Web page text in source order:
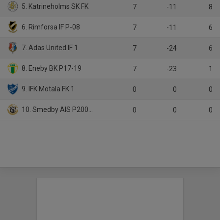
5. Katrineholms SK FK 7 -11 8
6. Rimforsa IF P-08 7 -11 6
7. Adas United IF 1 7 -24 6
8. Eneby BK P17-19 7 -23 1
9. IFK Motala FK 1 0 0 0
10. Smedby AIS P2006-2008 0 0 0